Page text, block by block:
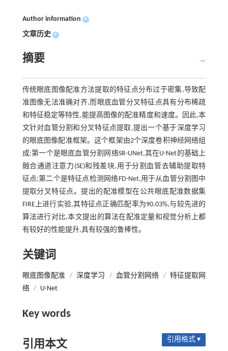
Author information +
文章历史 +
摘要
传统眼底图像配准方法提取的特征点分布过于密集,导致配
准图像无法准确对齐,而眼底血管分叉特征点具有分布稀疏
和特征稳定等特性,能提高图像的配准精度和速度。因此,本
文针对血管分割和分叉特征点提取,提出一个基于深度学习
的眼底图像配准框架。这个框架由2个深度卷积神经网络组
成:第一个是眼底血管分割网络SR-UNet,其在U-Net的基础上
融合通道注意力(SE)和残差块,用于分割血管去辅助提取特
征点;第二个是特征点检测网络FD-Net,用于从血管分割图中
提取分叉特征点。提出的配准模型在公共眼底配准数据集
FIRE上进行实验,其特征点正确匹配率为90.03%,与较先进的
算法进行对比,本文提出的算法在配准定量和视觉分析上都
有较好的性能提升,具有较强的鲁棒性。
关键词
眼底图像配准 / 深度学习 / 血管分割网络 / 特征提取网
络 / U-Net
Key words
引用本文 引用格式 ▾